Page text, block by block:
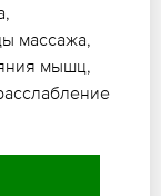
массажа,
мышц,